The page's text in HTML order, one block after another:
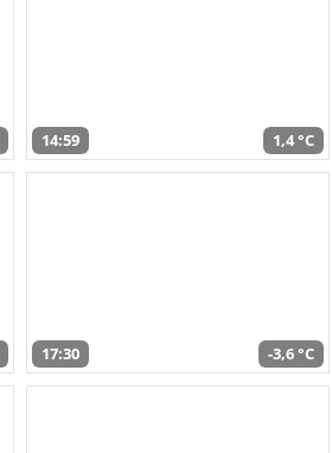
14:59 1,4 °C
17:30 -3,6 °C